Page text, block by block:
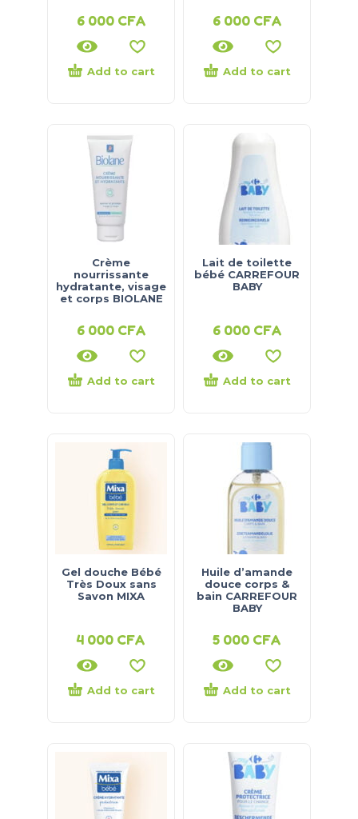
6 000 CFA
Add to cart
6 000 CFA
Add to cart
Crème
nourrissante
hydratante, visage
et corps BIOLANE
6 000 CFA
Add to cart
Lait de toilette
bébé CARREFOUR
BABY
6 000 CFA
Add to cart
Gel douche Bébé
Très Doux sans
Savon MIXA
4 000 CFA
Add to cart
Huile d’amande
douce corps &
bain CARREFOUR
BABY
5 000 CFA
Add to cart